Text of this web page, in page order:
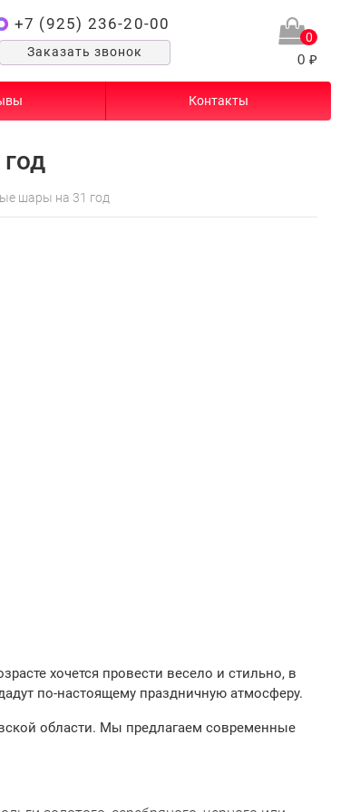
+7 (925) 236-20-00
Заказать звонок
0
0 ₽
Контакты
шары на 31 год
хочется провести весело и стильно, в
по-настоящему праздничную атмосферу.
области. Мы предлагаем современные